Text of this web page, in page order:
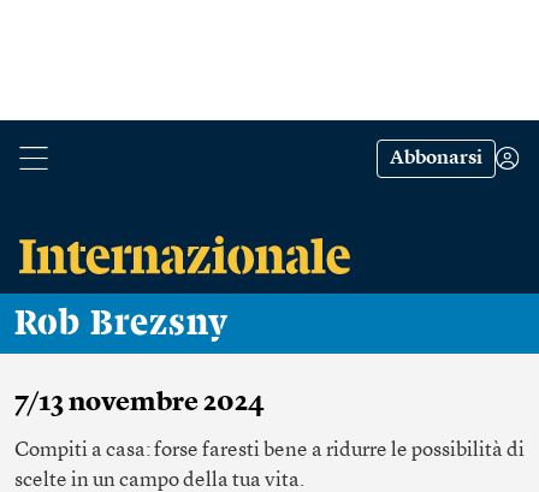
Abbonarsi
Rob Brezsny
7/13 novembre 2024
Compiti a casa: forse faresti bene a ridurre le possibilità di
scelte in un campo della tua vita.